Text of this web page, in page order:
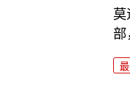
莫
部